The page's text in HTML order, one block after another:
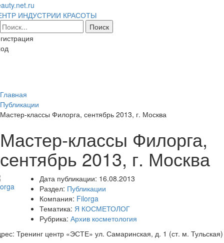
ИНДУСТРИИ КРАСОТЫ
Главная
Публикации
Мастер-классы Филорга, сентябрь 2013, г. Москва
Мастер-классы Филорга,
сентябрь 2013, г. Москва
Дата публикации: 16.08.2013
Раздел: Публикации
Компания: Filorga
Тематика: Я КОСМЕТОЛОГ
Рубрика: Архив косметология
Тренинг центр «ЭСТЕ» ул. Самаринская, д. 1 (ст. м. Тульская)